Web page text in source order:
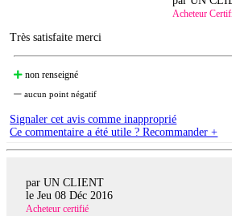
Acheteur
Très satisfaite merci
non renseigné
aucun point négatif
Signaler cet avis comme inapproprié
Ce commentaire a été utile ? Recommander +
par UN CLIENT
le Jeu 08 Déc 2016
Acheteur certifié